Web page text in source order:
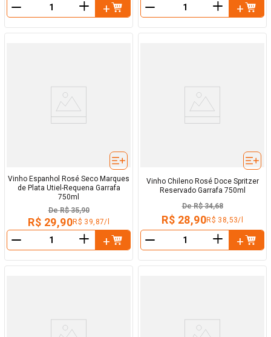
＋ ＋
Vinho Espanhol Rosé Seco Marques
de Plata Utiel-Requena Garrafa
750ml
De R$ 35,90
R$ 29,90R$ 39,87/l
＋
Vinho Chileno Rosé Doce Spritzer
Reservado Garrafa 750ml
De R$ 34,68
R$ 28,90R$ 38,53/l
＋